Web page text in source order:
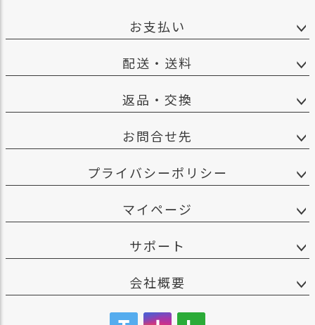
お支払い
配送・送料
返品・交換
お問合せ先
プライバシーポリシー
マイページ
サポート
会社概要